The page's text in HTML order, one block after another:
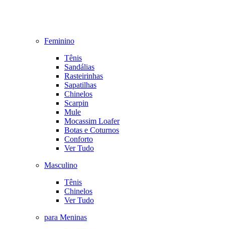
Feminino
Tênis
Sandálias
Rasteirinhas
Sapatilhas
Chinelos
Scarpin
Mule
Mocassim Loafer
Botas e Coturnos
Conforto
Ver Tudo
Masculino
Tênis
Chinelos
Ver Tudo
para Meninas